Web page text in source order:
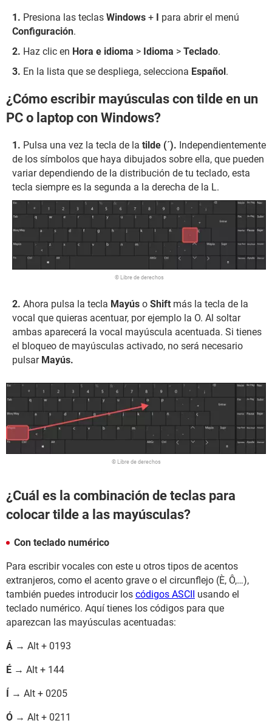
Presiona las teclas Windows + I para abrir el menú
Configuración.
Haz clic en Hora e idioma > Idioma > Teclado.
En la lista que se despliega, selecciona Español.
¿Cómo escribir mayúsculas con tilde en un
PC o laptop con Windows?
Pulsa una vez la tecla de la tilde (´). Independientemente
de los símbolos que haya dibujados sobre ella, que pueden
variar dependiendo de la distribución de tu teclado, esta
tecla siempre es la segunda a la derecha de la L.
© Libre de derechos
Ahora pulsa la tecla Mayús o Shift más la tecla de la
vocal que quieras acentuar, por ejemplo la O. Al soltar
ambas aparecerá la vocal mayúscula acentuada. Si tienes
el bloqueo de mayúsculas activado, no será necesario
pulsar Mayús.
© Libre de derechos
¿Cuál es la combinación de teclas para
colocar tilde a las mayúsculas?
Con teclado numérico
Para escribir vocales con este u otros tipos de acentos
extranjeros, como el acento grave o el circunflejo (È, Ô,…),
también puedes introducir los códigos ASCII usando el
teclado numérico. Aquí tienes los códigos para que
aparezcan las mayúsculas acentuadas:
Á → Alt + 0193
É → Alt + 144
Í → Alt + 0205
Ó → Alt + 0211